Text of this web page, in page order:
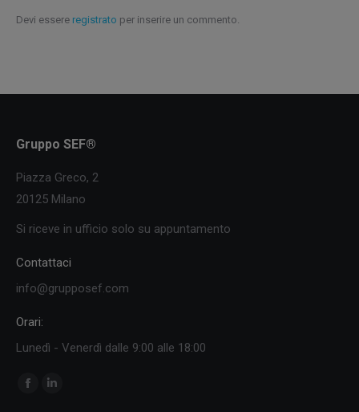
Devi essere registrato per inserire un commento.
Gruppo SEF®
Piazza Greco, 2
20125 Milano
Si riceve in ufficio solo su appuntamento
Contattaci
info@grupposef.com
Orari:
Lunedì - Venerdì dalle 9:00 alle 18:00
Ci puoi trovare su:
Facebook